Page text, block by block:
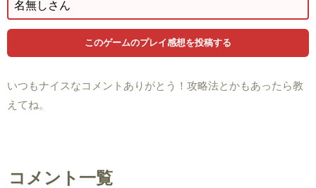
いつもナイスなコメントありがとう！攻略法とかもあったら教
えてね。
コメント一覧